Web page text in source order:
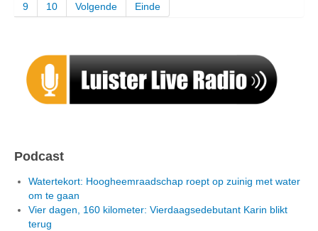
9
10 Volgende Einde
Podcast
Watertekort: Hoogheemraadschap roept op zuinig met water
om te gaan
Vier dagen, 160 kilometer: Vierdaagsedebutant Karin blikt
terug